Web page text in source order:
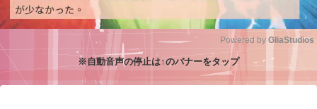
Powered by GliaStudios
※自動音声の停止は↑のバナーをタップ